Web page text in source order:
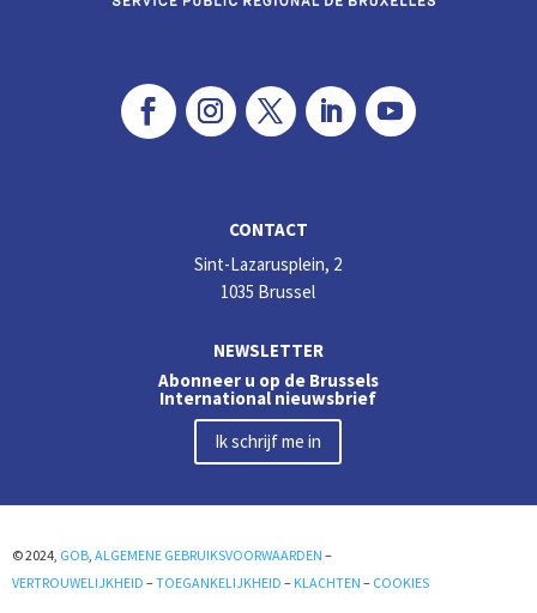
CONTACT
Sint-Lazarusplein, 2
1035 Brussel
NEWSLETTER
Abonneer u op de Brussels
International nieuwsbrief
Ik schrijf me in
© 2024, GOB, ALGEMENE GEBRUIKSVOORWAARDEN –
VERTROUWELIJKHEID –TOEGANKELIJKHEID – KLACHTEN – COOKIES